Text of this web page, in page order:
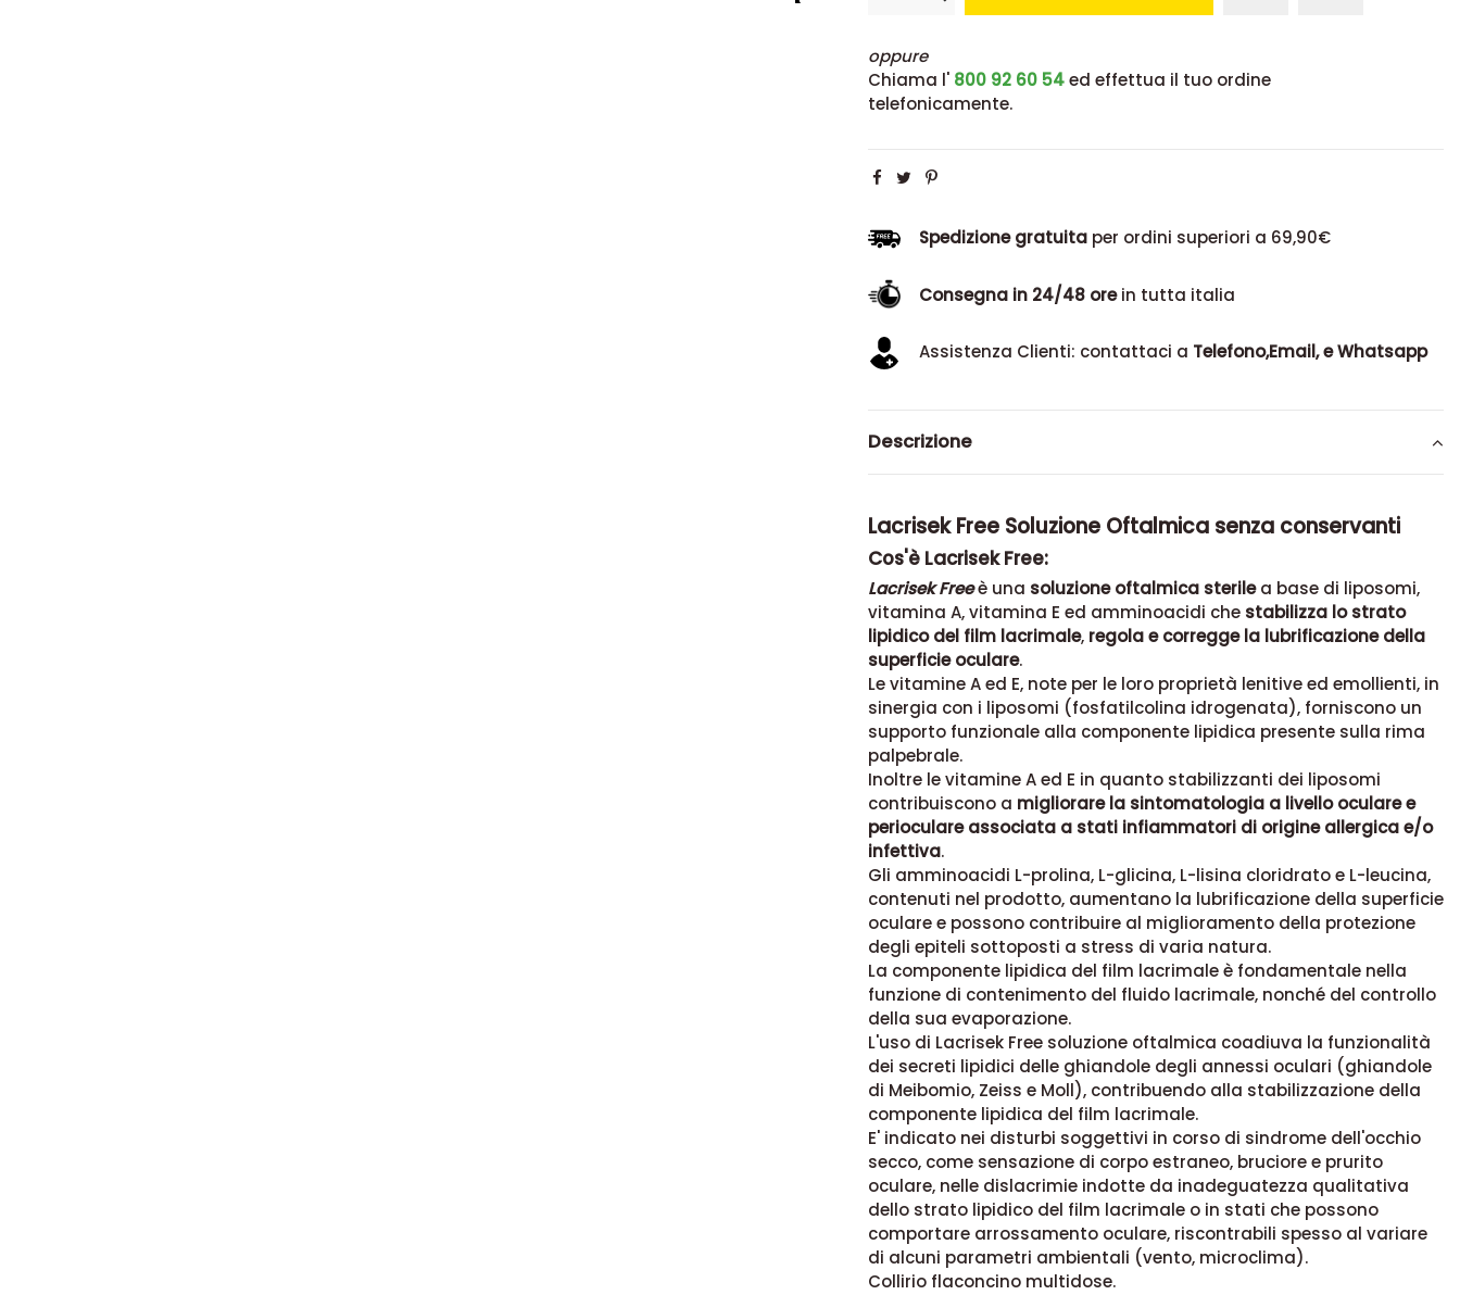
oppure
Chiama l' 800 92 60 54ed effettua il tuo ordine
telefonicamente.
Spedizione gratuitaper ordini superiori a 69,90€
Consegna in 24/48 orein tutta italia
Assistenza Clienti: contattaci a Telefono,Email, e Whatsapp
Descrizione
Lacrisek Free Soluzione Oftalmica senza conservanti
Cos'è Lacrisek Free:
Lacrisek Freeè una soluzione oftalmica sterilea base di liposomi,
vitamina A, vitamina E ed amminoacidi che stabilizza lo strato
lipidico del film lacrimale, regola e corregge la lubrificazione della
superficie oculare.
Le vitamine A ed E, note per le loro proprietà lenitive ed emollienti, in
sinergia con i liposomi (fosfatilcolina idrogenata), forniscono un
supporto funzionale alla componente lipidica presente sulla rima
palpebrale.
Inoltre le vitamine A ed E in quanto stabilizzanti dei liposomi
contribuiscono a migliorare la sintomatologia a livello oculare e
perioculare associata a stati infiammatori di origine allergica e/o
infettiva.
Gli amminoacidi L-prolina, L-glicina, L-lisina cloridrato e L-leucina,
contenuti nel prodotto, aumentano la lubrificazione della superficie
oculare e possono contribuire al miglioramento della protezione
degli epiteli sottoposti a stress di varia natura.
La componente lipidica del film lacrimale è fondamentale nella
funzione di contenimento del fluido lacrimale, nonché del controllo
della sua evaporazione.
L'uso di Lacrisek Free soluzione oftalmica coadiuva la funzionalità
dei secreti lipidici delle ghiandole degli annessi oculari (ghiandole
di Meibomio, Zeiss e Moll), contribuendo alla stabilizzazione della
componente lipidica del film lacrimale.
E' indicato nei disturbi soggettivi in corso di sindrome dell'occhio
secco, come sensazione di corpo estraneo, bruciore e prurito
oculare, nelle dislacrimie indotte da inadeguatezza qualitativa
dello strato lipidico del film lacrimale o in stati che possono
comportare arrossamento oculare, riscontrabili spesso al variare
di alcuni parametri ambientali (vento, microclima).
Collirio flaconcino multidose.